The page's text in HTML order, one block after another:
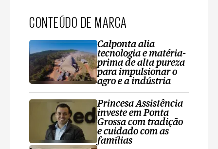
CONTEÚDO DE MARCA
Calponta alia
tecnologia e matéria-
prima de alta pureza
para impulsionar o
agro e a indústria
Princesa Assistência
investe em Ponta
Grossa com tradição
e cuidado com as
famílias